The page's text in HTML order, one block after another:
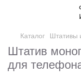
Каталог Штативы
Штатив
для